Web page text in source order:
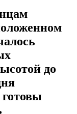
до